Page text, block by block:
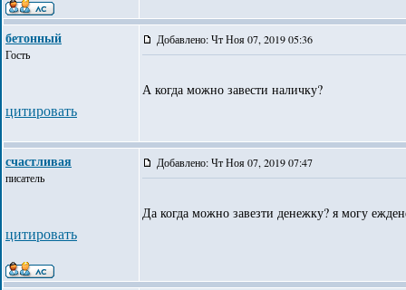
бетонный
Гость
цитировать
Добавлено: Чт Ноя 07, 2019 05:36
А когда можно завести наличку?
счастливая
писатель
цитировать
Добавлено: Чт Ноя 07, 2019 07:47
Да когда можно завезти денежку? я могу